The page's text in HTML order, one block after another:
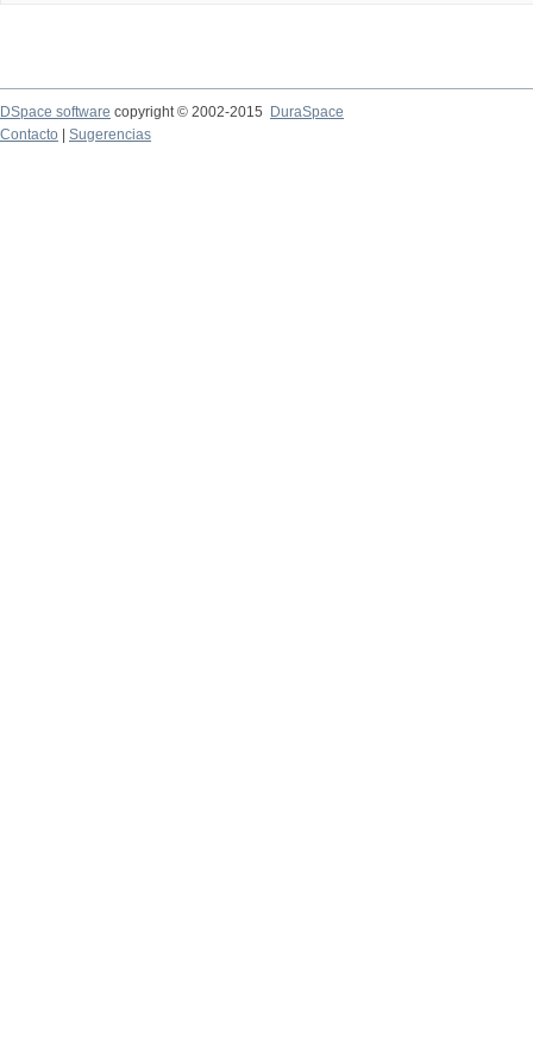
DSpace software copyright © 2002-2015
DuraSpace
Contacto
Sugerencias